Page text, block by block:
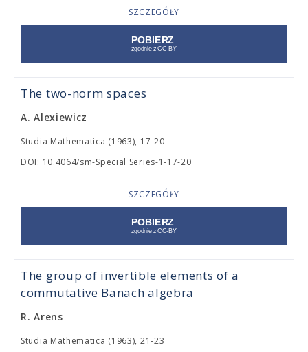
SZCZEGÓŁY
The two-norm spaces
A. Alexiewicz
Studia Mathematica (1963), 17-20
DOI: 10.4064/sm-Special Series-1-17-20
SZCZEGÓŁY
The group of invertible elements of a
commutative Banach algebra
R. Arens
Studia Mathematica (1963), 21-23